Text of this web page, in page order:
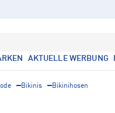
AKTUELLE WERBUNG
Bikinis Bikinihosen